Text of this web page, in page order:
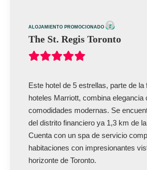
ALOJAMIENTO PROMOCIONADO
The St. Regis Toronto
Este hotel de 5 estrellas, parte de la
hoteles Marriott, combina elegancia
comodidades modernas. Se
del distrito financiero ya 1,3 km de
Cuenta con un spa de servicio
habitaciones con impresionantes
horizonte de Toronto.